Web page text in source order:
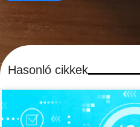
Hasonló cikkek